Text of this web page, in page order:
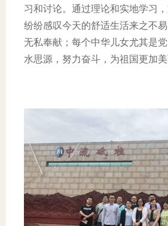
习和讨论。通过理论和实地学习
纷纷感叹今天的舒适生活来之不
无私奉献；每个中华儿女尤其是
水思源，努力奋斗，为祖国更加美